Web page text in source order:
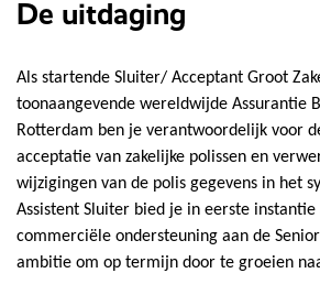
De uitdaging
Als startende Sluiter/ Acceptant Groot
toonaangevende wereldwijde Assurantie
Rotterdam ben je verantwoordelijk voor
acceptatie van zakelijke polissen en
wijzigingen van de polis gegevens in het
Assistent Sluiter bied je in eerste
commerciële ondersteuning aan de
ambitie om op termijn door te groeien